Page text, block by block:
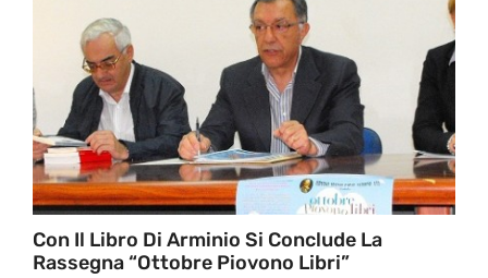
Con Il Libro Di Arminio Si Conclude La
Rassegna “Ottobre Piovono Libri”